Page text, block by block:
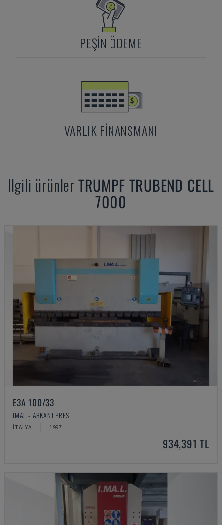
PEŞIN ÖDEME
VARLIK FINANSMANI
Ilgili ürünlerTRUMPF TRUBEND CELL
7000
E3A 100/33
IMAL - ABKANT PRES
İTALYA 1997
934,391 TL